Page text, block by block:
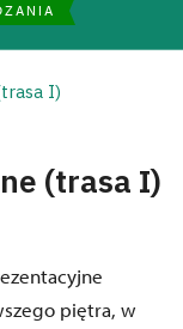
I)
(trasa I)
piętra, w